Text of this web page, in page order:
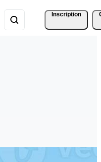
Inscription